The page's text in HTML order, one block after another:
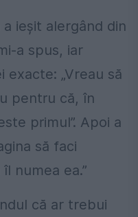
a ieșit alergând din
a spus, iar
„Vreau să
pentru că, în
primul”. Apoi a
să faci
îl numea ea.”
că ar trebui